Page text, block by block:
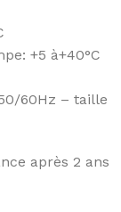
+5 à+40°C
60Hz – taille
après 2 ans